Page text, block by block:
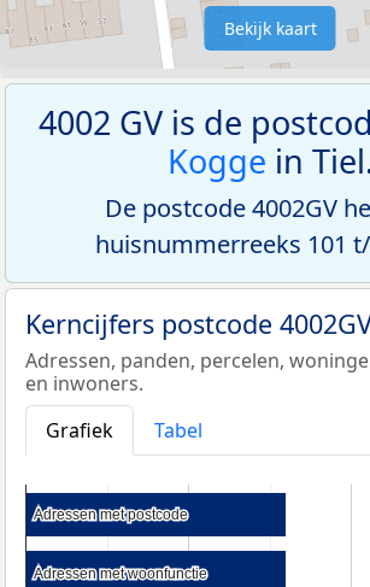
Bekijk kaart
4002 GV is de
Kogge in
De postcode 4002GV
huisnummerreeks 101
Kerncijfers postcode
Adressen, panden, percelen,
en inwoners.
Grafiek
Tabel
Adressen met postcode
Adressen met postcode
Adressen met woonfunctie
Adressen met woonfunctie